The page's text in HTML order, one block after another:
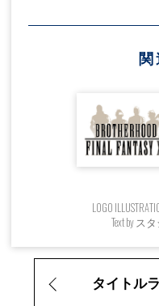
ファ
ファイ
PS4
ファ
LOGO
Text by ス
タイトル